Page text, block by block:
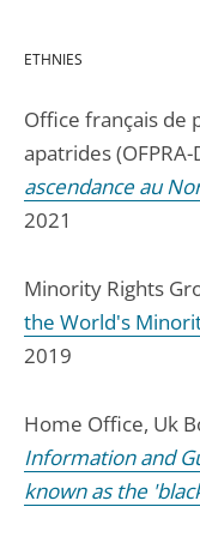
ETHNIES
Office français de
apatrides (OFPRA-
ascendance au
2021
Minority Rights
the World's
2019
Home Office, Uk
Information and
known as the